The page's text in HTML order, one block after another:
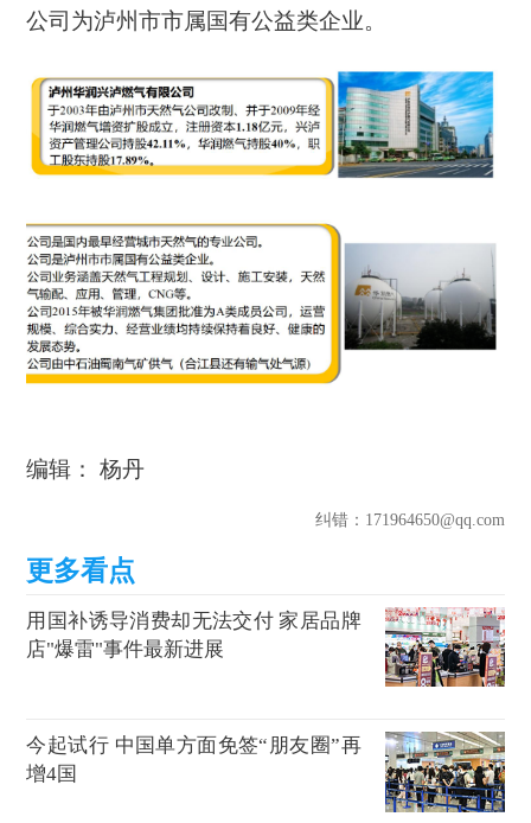
公司为泸州市市属国有公益类企业。
编辑： 杨丹
纠错：171964650@qq.com
用国补诱导消费却无法交付 家居品牌
店"爆雷"事件最新进展
今起试行 中国单方面免签“朋友圈”再
增4国